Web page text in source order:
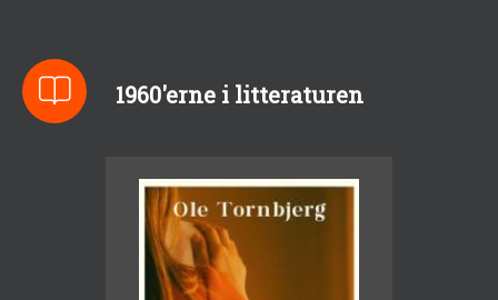
1960'erne i litteraturen